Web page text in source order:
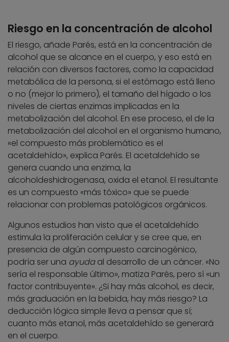
Riesgo en la concentración de alcohol
El riesgo, añade Parés, está en la concentración de
alcohol que se alcance en el cuerpo, y eso está en
relación con diversos factores, como la capacidad
metabólica de la persona, si el estómago está lleno
o no (mejor lo primero), el tamaño del hígado o los
niveles de ciertas enzimas implicadas en la
metabolización del alcohol. En ese proceso, el de la
metabolización del alcohol en el organismo humano,
«el compuesto más problemático es el
acetaldehído», explica Parés. El acetaldehído se
genera cuando una enzima, la
alcoholdeshidrogenasa, oxida el etanol. El resultante
es un compuesto «más tóxico» que se puede
relacionar con problemas patológicos orgánicos.
Algunos estudios han visto que el acetaldehído
estimula la proliferación celular y se cree que, en
presencia de algún compuesto carcinogénico,
podría ser una ayudaal desarrollo de un cáncer. «No
sería el responsable último», matiza Parés, pero sí «un
factor contribuyente». ¿Si hay más alcohol, es decir,
más graduación en la bebida, hay más riesgo? La
deducción lógica simple lleva a pensar que sí;
cuanto más etanol, más acetaldehído se generará
en el cuerpo.